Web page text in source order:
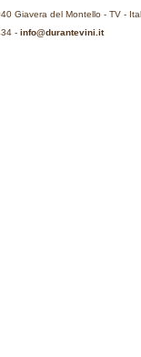
Giavera del Montello - TV -
- info@durantevini.it